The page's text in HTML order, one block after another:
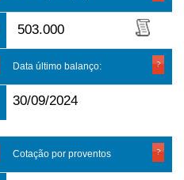
503.000
Data último balanço:
30/09/2024
Cotação por proventos